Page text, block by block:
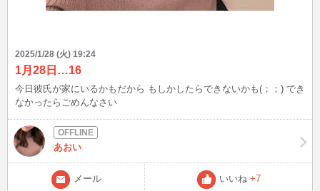
2025/1/28 (火) 19:24
1月28日…16
今日彼氏が家にいるかもだから もしかしたらできないかも(；；) でき
なかったらごめんなさい
あおい
メール いいね +7